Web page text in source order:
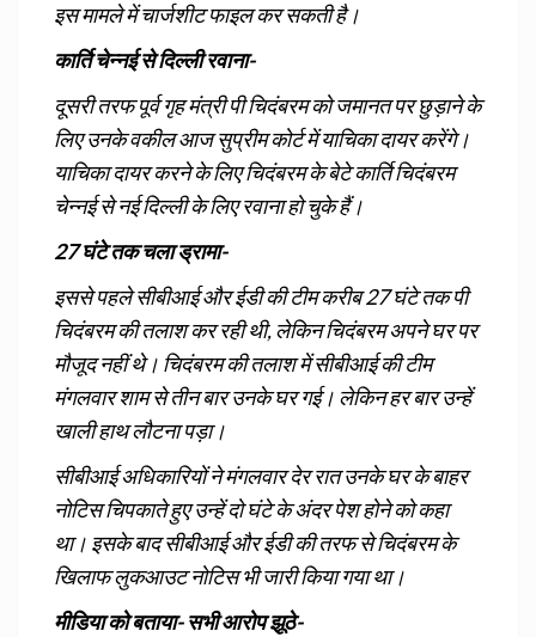
इस मामले में चार्जशीट फाइल कर सकती है।
कार्ति चेन्‍नई से दिल्‍ली रवाना-
दूसरी तरफ पूर्व गृह मंत्री पी चिदंबरम को जमानत पर छुड़ाने के
लिए उनके वकील आज सुप्रीम कोर्ट में याचिका दायर करेंगे।
याचिका दायर करने के लिए चिदंबरम के बेटे कार्ति चिदंबरम
चेन्‍नई से नई दिल्‍ली के लिए रवाना हो चुके हैं।
27 घंटे तक चला ड्रामा-
इससे पहले सीबीआई और ईडी की टीम करीब 27 घंटे तक पी
चिदंबरम की तलाश कर रही थी, लेकिन चिदंबरम अपने घर पर
मौजूद नहीं थे। चिदंबरम की तलाश में सीबीआई की टीम
मंगलवार शाम से तीन बार उनके घर गई। लेकिन हर बार उन्हें
खाली हाथ लौटना पड़ा।
सीबीआई अधिकारियों ने मंगलवार देर रात उनके घर के बाहर
नोटिस चिपकाते हुए उन्हें दो घंटे के अंदर पेश होने को कहा
था। इसके बाद सीबीआई और ईडी की तरफ से चिदंबरम के
खिलाफ लुकआउट नोटिस भी जारी किया गया था।
मीडिया को बताया- सभी आरोप झूठे-